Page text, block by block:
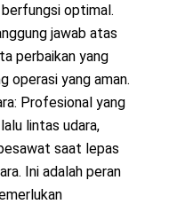
optimal.
jawab atas
perbaikan yang
operasi yang aman.
Profesional yang
lintas udara,
saat lepas
Ini adalah peran